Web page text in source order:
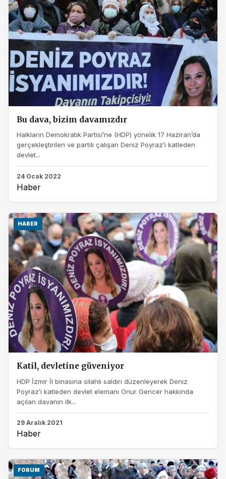
Bu dava, bizim davamızdır
Halkların Demokratik Partisi’ne (HDP) yönelik 17 Haziran’da
gerçekleştirilen ve partili çalışan Deniz Poyraz’ı katleden
devlet...
24 Ocak 2022
Haber
HABER
Katil, devletine güveniyor
HDP İzmir İl binasına silahlı saldırı düzenleyerek Deniz
Poyraz’ı katleden devlet elemanı Onur Gencer hakkında
açılan davanın ilk...
29 Aralık 2021
Haber
FORUM